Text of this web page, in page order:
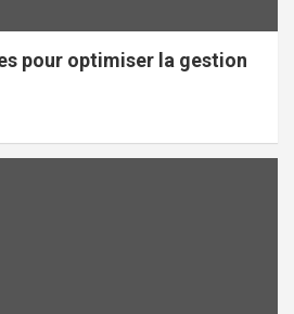
pour optimiser la gestion